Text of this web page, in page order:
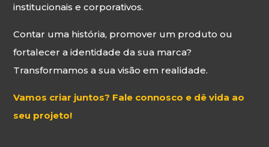
CONTACTOS
ORÇAMENTOS
institucionais e corporativos.
Contar uma história, promover um produto ou
fortalecer a identidade da sua marca?
Transformamos a sua visão em realidade.
Vamos criar juntos? Fale connosco e dê vida ao
seu projeto!